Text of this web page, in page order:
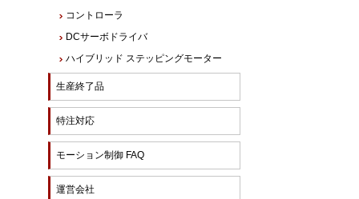
コントローラ
DCサーボドライバ
ハイブリッド ステッピングモーター
生産終了品
特注対応
モーション制御 FAQ
運営会社